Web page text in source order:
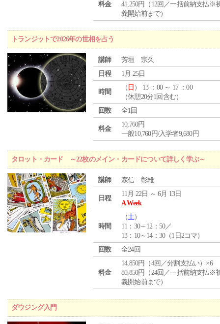
料金
41,250円（12回／一括前納支払※
義開始前まで）
トランジットで2026年の世相を占う
講師
芳垣 宗久
日程
1月 25日
時間
（ 日 ） 13 ：00 ～ 17 ：00
（休憩20分1回含む）
回数
全1回
料金
10,760円
一般10,760円/入学者9,680円
タロット・カード ～22枚のメイン・カードについて詳しく学ぶ～
講師 森信 彰雄
日程
11月 22日 ～ 6月 13日
A Week
時間
（土）
11：30～12：50／
13：10～14：30（1日2コマ）
回数
全24回
料金
14,850円（4回／分割支払い）×6
80,850円（24回／一括前納支払※
義開始前まで）
ダウジング入門